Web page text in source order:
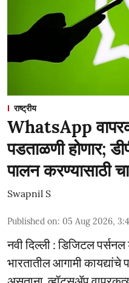
राष्ट्रीय
WhatsApp
पडताळणी होणार;
पालन करण्यासाठी
Swapnil S
Published on: 05 Aug 2026,
नवी दिल्ली : डिजिटल
भारतातील आगामी कायद्यांचे